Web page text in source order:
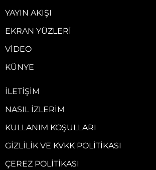
YAYIN AKIŞI
EKRAN YÜZLERI
VIDEO
KÜNYE
İLETIŞIM
NASIL İZLERIM
KULLANIM KOŞULLARI
GIZLILIK VE KVKK POLITIKASI
ÇEREZ POLITIKASI